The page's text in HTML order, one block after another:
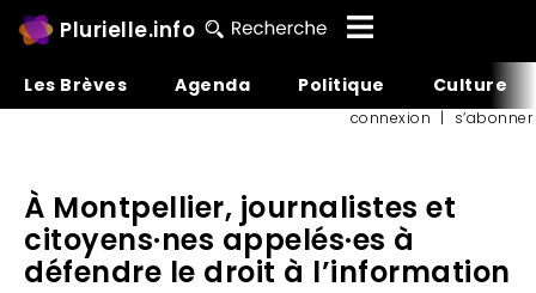
Plurielle.info
Les Brèves Agenda Politique Culture
connexion | s’abonner
À Montpellier, journalistes et
citoyens·nes appelés·es à
défendre le droit à l’information